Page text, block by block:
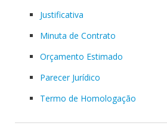
Justificativa
Minuta de Contrato
Orçamento Estimado
Parecer Jurídico
Termo de Homologação